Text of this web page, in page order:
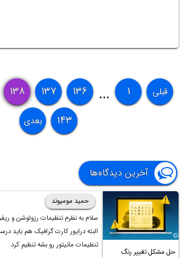
قبلی ۱ ... ۱۳۶ ۱۳۷ ۱۳۸
۱۴۳ بعدی
آخرین دیدگاه‌ها
حل مشکل تغییر رنگ
حمید مومیوند
سلام به نظرم تنظیمات رزولوشن و
البته درایور کارت گرافیک هم
تنظیمات مانیتور رو بشه تنظیم کرد.